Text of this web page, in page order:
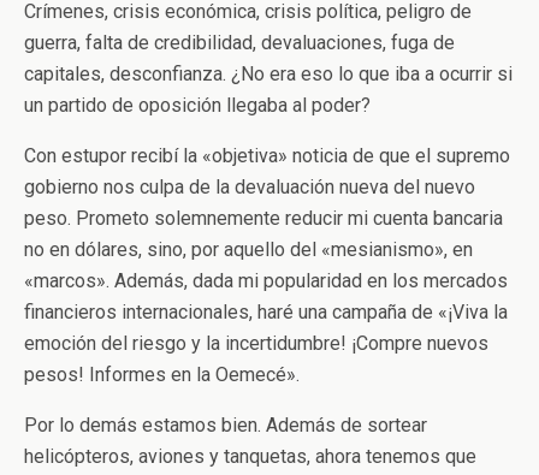
Crímenes, crisis económica, crisis política, peligro de
guerra, falta de credibilidad, devaluaciones, fuga de
capitales, desconfianza. ¿No era eso lo que iba a ocurrir si
un partido de oposición llegaba al poder?
Con estupor recibí la «objetiva» noticia de que el supremo
gobierno nos culpa de la devaluación nueva del nuevo
peso. Prometo solemnemente reducir mi cuenta bancaria
no en dólares, sino, por aquello del «mesianismo», en
«marcos». Además, dada mi popularidad en los mercados
financieros internacionales, haré una campaña de «¡Viva la
emoción del riesgo y la incertidumbre! ¡Compre nuevos
pesos! Informes en la Oemecé».
Por lo demás estamos bien. Además de sortear
helicópteros, aviones y tanquetas, ahora tenemos que